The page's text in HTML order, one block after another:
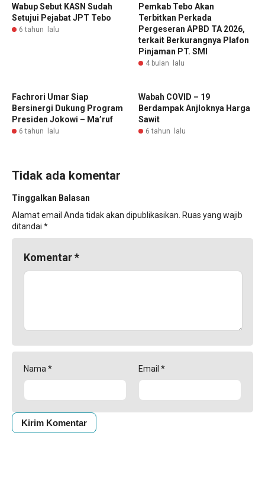
Wabup Sebut KASN Sudah
Setujui Pejabat JPT Tebo
6 tahun lalu
Pemkab Tebo Akan
Terbitkan Perkada
Pergeseran APBD TA 2026,
terkait Berkurangnya Plafon
Pinjaman PT. SMI
4 bulan lalu
Fachrori Umar Siap
Bersinergi Dukung Program
Presiden Jokowi – Ma’ruf
6 tahun lalu
Wabah COVID – 19
Berdampak Anjloknya Harga
Sawit
6 tahun lalu
Tidak ada komentar
Tinggalkan Balasan
Alamat email Anda tidak akan dipublikasikan. Ruas yang wajib
ditandai *
Komentar*
Nama * Email *